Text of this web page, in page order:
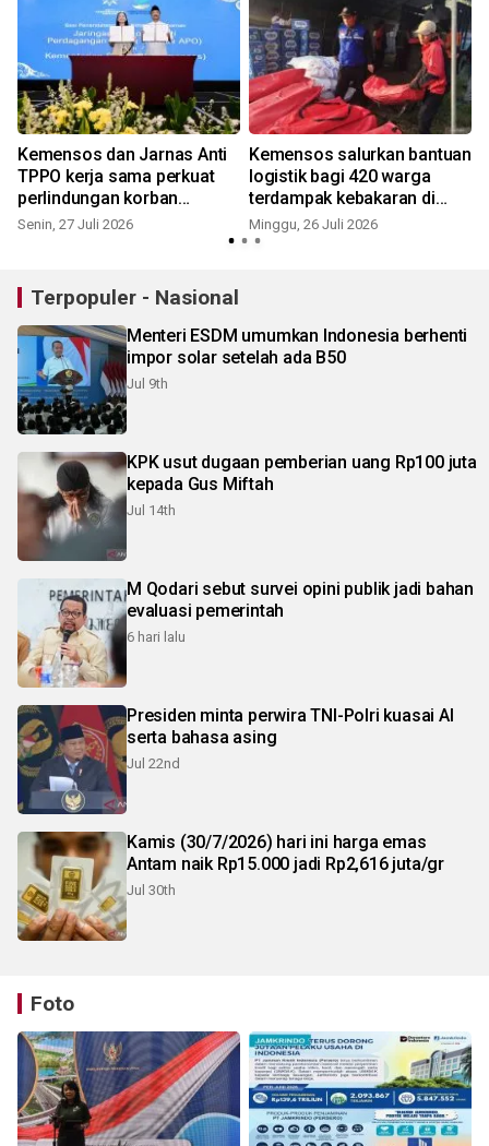
Kemensos dan Jarnas Anti
TPPO kerja sama perkuat
perlindungan korban
perdagangan orang
Senin, 27 Juli 2026
Kemensos salurkan bantuan
logistik bagi 420 warga
terdampak kebakaran di
Sukabumi
Minggu, 26 Juli 2026
Terpopuler - Nasional
Menteri ESDM umumkan Indonesia berhenti
impor solar setelah ada B50
Jul 9th
KPK usut dugaan pemberian uang Rp100 juta
kepada Gus Miftah
Jul 14th
M Qodari sebut survei opini publik jadi bahan
evaluasi pemerintah
6 hari lalu
Presiden minta perwira TNI-Polri kuasai AI
serta bahasa asing
Jul 22nd
Kamis (30/7/2026) hari ini harga emas
Antam naik Rp15.000 jadi Rp2,616 juta/gr
Jul 30th
Foto